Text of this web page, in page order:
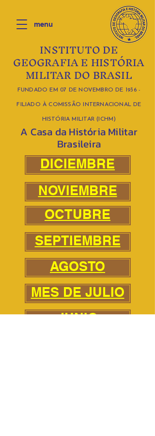
INSTITUTO DE
GEOGRAFIA E HISTÓRIA
MILITAR DO BRASIL
FUNDADO EM 07 DE NOVEMBRO DE 1936 -
FILIADO À COMISSÃO INTERNACIONAL DE
HISTÓRIA MILITAR (ICHM)
A Casa da História Militar
Brasileira
menu
DICIEMBRE
NOVIEMBRE
OCTUBRE
SEPTIEMBRE
AGOSTO
MES DE JULIO
JUNIO